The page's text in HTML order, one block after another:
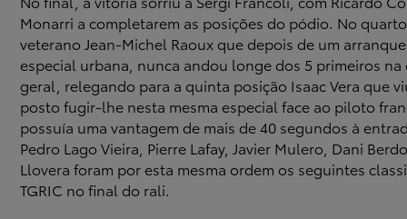
Monarri a completarem as posições do pódio. No
veterano Jean-Michel Raoux que depois de um
especial urbana, nunca andou longe dos 5 primeiros na
geral, relegando para a quinta posição Isaac Vera que
posto fugir-lhe nesta mesma especial face ao piloto
possuía uma vantagem de mais de 40 segundos à
Pedro Lago Vieira, Pierre Lafay, Javier Mulero, Dani
Llovera foram por esta mesma ordem os seguintes
TGRIC no final do rali.